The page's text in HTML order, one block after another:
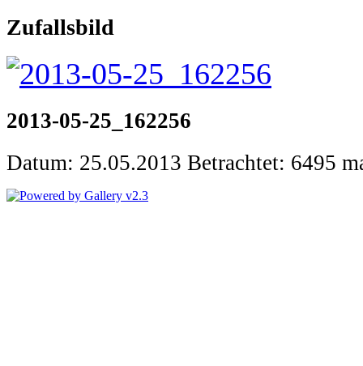
Zufallsbild
2013-05-25_162256
Datum: 25.05.2013 Betrachtet: 6495